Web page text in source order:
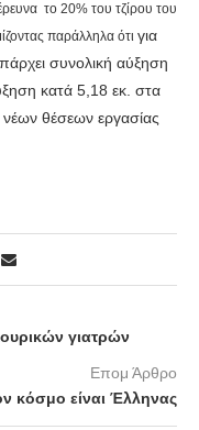
το 20% του τζίρου του
παράλληλα ότι για
συνολική αύξηση
κατά 5,18 εκ. στα
θέσεων εργασίας
γιατρών
Επομ Άρθρο
κόσμο είναι Έλληνας